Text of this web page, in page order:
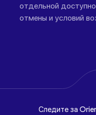
отдельной
отмены и условий
Следите за